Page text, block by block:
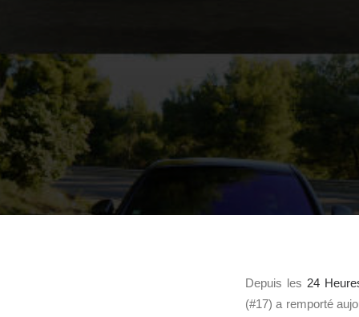
Depuis les 24
(#17) a remporté